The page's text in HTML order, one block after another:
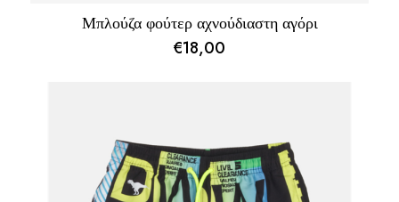
Μπλούζα φούτερ αχνούδιαστη αγόρι
€18,00